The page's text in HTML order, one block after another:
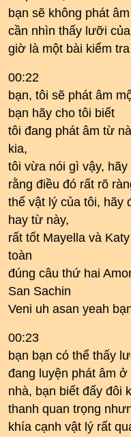
bạn sẽ không phát
cần nhìn thấy lưỡi
giờ là một bài kiểm
00:22
bạn, tôi sẽ phát âm
bạn hãy cho tôi biết
tôi đang phát âm từ
kia,
tôi vừa nói gì vậy,
rằng điều đó rất rõ
thế vật lý của tôi, hãy
hay từ này,
rất tốt Mayella và
toàn
đúng câu thứ hai
San Sachin
Veni uh asan yeah
00:23
bạn bạn có thể thấy
đang luyện phát âm ở
nhà, bạn biết đấy đôi
thanh quan trọng
khía cạnh vật lý rất